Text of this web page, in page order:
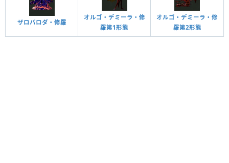
ザロバロダ・修羅
オルゴ・デミーラ・修
羅第1形態
オルゴ・デミーラ・修
羅第2形態